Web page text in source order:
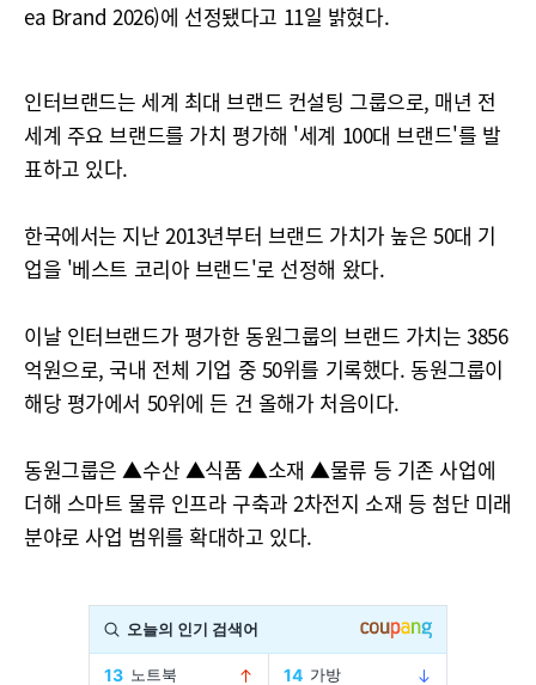
ea Brand 2026)에 선정됐다고 11일 밝혔다.
인터브랜드는 세계 최대 브랜드 컨설팅 그룹으로, 매년 전
세계 주요 브랜드를 가치 평가해 '세계 100대 브랜드'를 발
표하고 있다.
한국에서는 지난 2013년부터 브랜드 가치가 높은 50대 기
업을 '베스트 코리아 브랜드'로 선정해 왔다.
이날 인터브랜드가 평가한 동원그룹의 브랜드 가치는 3856
억원으로, 국내 전체 기업 중 50위를 기록했다. 동원그룹이
해당 평가에서 50위에 든 건 올해가 처음이다.
동원그룹은 ▲수산 ▲식품 ▲소재 ▲물류 등 기존 사업에
더해 스마트 물류 인프라 구축과 2차전지 소재 등 첨단 미래
분야로 사업 범위를 확대하고 있다.